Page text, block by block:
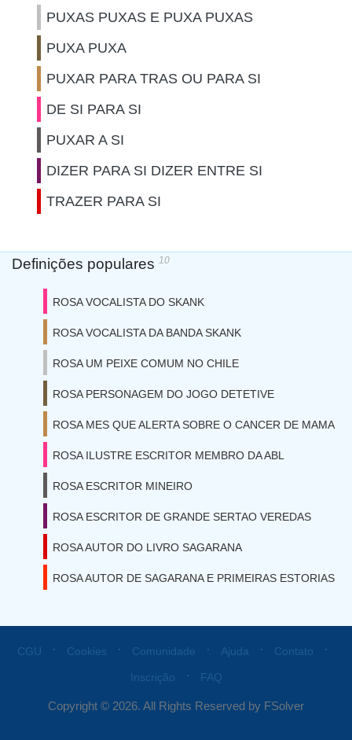
PUXAS PUXAS E PUXA PUXAS
PUXA PUXA
PUXAR PARA TRAS OU PARA SI
DE SI PARA SI
PUXAR A SI
DIZER PARA SI DIZER ENTRE SI
TRAZER PARA SI
Definições populares 10
ROSA VOCALISTA DO SKANK
ROSA VOCALISTA DA BANDA SKANK
ROSA UM PEIXE COMUM NO CHILE
ROSA PERSONAGEM DO JOGO DETETIVE
ROSA MES QUE ALERTA SOBRE O CANCER DE MAMA
ROSA ILUSTRE ESCRITOR MEMBRO DA ABL
ROSA ESCRITOR MINEIRO
ROSA ESCRITOR DE GRANDE SERTAO VEREDAS
ROSA AUTOR DO LIVRO SAGARANA
ROSA AUTOR DE SAGARANA E PRIMEIRAS ESTORIAS
CGU ⋅ Cookies ⋅ Comunidade ⋅ Ajuda ⋅ Contato ⋅
Inscrição ⋅ FAQ
Copyright © 2026. All Rights Reserved by FSolver